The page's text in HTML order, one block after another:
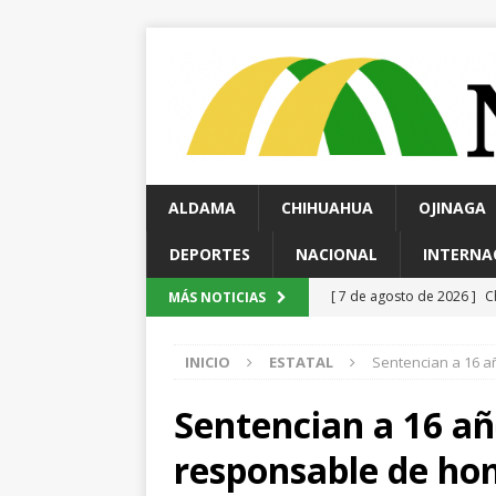
ALDAMA CHIHUAHUA OJINAGA
DEPORTES NACIONAL
MÁS NOTICIAS [ 7 de agosto de 2026 ]
[ 6 de agosto de 2026 ]
unidad en el PAN
evidencias clave en
INICIO ESTATAL Sentencian a 16
Sentencian a 16
responsable de